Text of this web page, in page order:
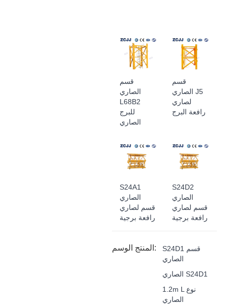
قسم
الصاري
L68B2
للبرج
الصاري
قسم
الصاري J5
لصاري
رافعة البرج
S24A1
الصاري
قسم لصاري
رافعة برجية
S24D2
الصاري
قسم لصاري
رافعة برجية
المنتج الوسم:
S24D1 قسم
الصاري
الصاري S24D1
1.2m L نوع
الصاري